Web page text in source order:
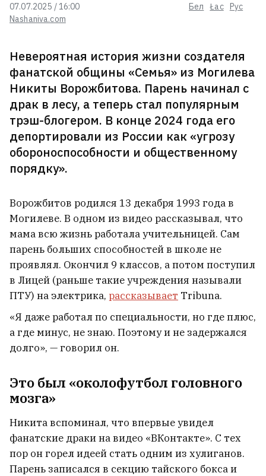
Nashaniva.com
07.07.2025 / 16:00 Бел Łac Рус
Невероятная история жизни создателя
фанатской общины «Семья» из Могилева
Никиты Ворожбитова. Парень начинал с
драк в лесу, а теперь стал популярным
трэш-блогером. В конце 2024 года его
депортировали из России как «угрозу
обороноспособности и общественному
порядку».
Ворожбитов родился 13 декабря 1993 года в
Могилеве. В одном из видео рассказывал, что
мама всю жизнь работала учительницей. Сам
парень больших способностей в школе не
проявлял. Окончил 9 классов, а потом поступил
в Лицей (раньше такие учреждения называли
ПТУ) на электрика, рассказывает Tribuna.
«Я даже работал по специальности, но где плюс,
а где минус, не знаю. Поэтому и не задержался
долго», — говорил он.
Это был «околофутбол головного
мозга»
Никита вспоминал, что впервые увидел
фанатские драки на видео «ВКонтакте». С тех
пор он горел идеей стать одним из хулиганов.
Парень записался в секцию тайского бокса и